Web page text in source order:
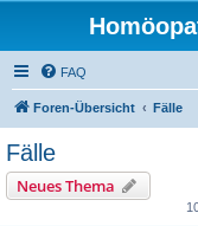
FAQ
Foren-Übersicht Fälle
Fälle
Neues Thema